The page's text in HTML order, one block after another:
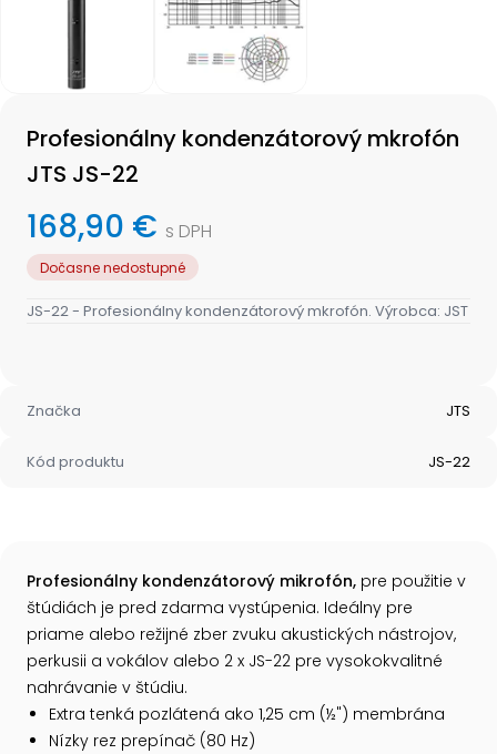
Profesionálny kondenzátorový mkrofón
JTS JS-22
168,90 € s DPH
Dočasne nedostupné
JS-22 - Profesionálny kondenzátorový mkrofón. Výrobca: JST
Značka JTS
Kód produktu JS-22
Profesionálny kondenzátorový mikrofón, pre použitie v
štúdiách je pred zdarma vystúpenia. Ideálny pre
priame alebo režijné zber zvuku akustických nástrojov,
perkusii a vokálov alebo 2 x JS-22 pre vysokokvalitné
nahrávanie v štúdiu.
Extra tenká pozlátená ako 1,25 cm (½") membrána
Nízky rez prepínač (80 Hz)